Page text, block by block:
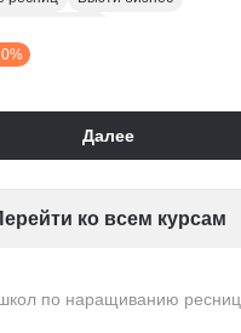
по наращиванию ресниц
стерилизация
Далее
ко всем курсам